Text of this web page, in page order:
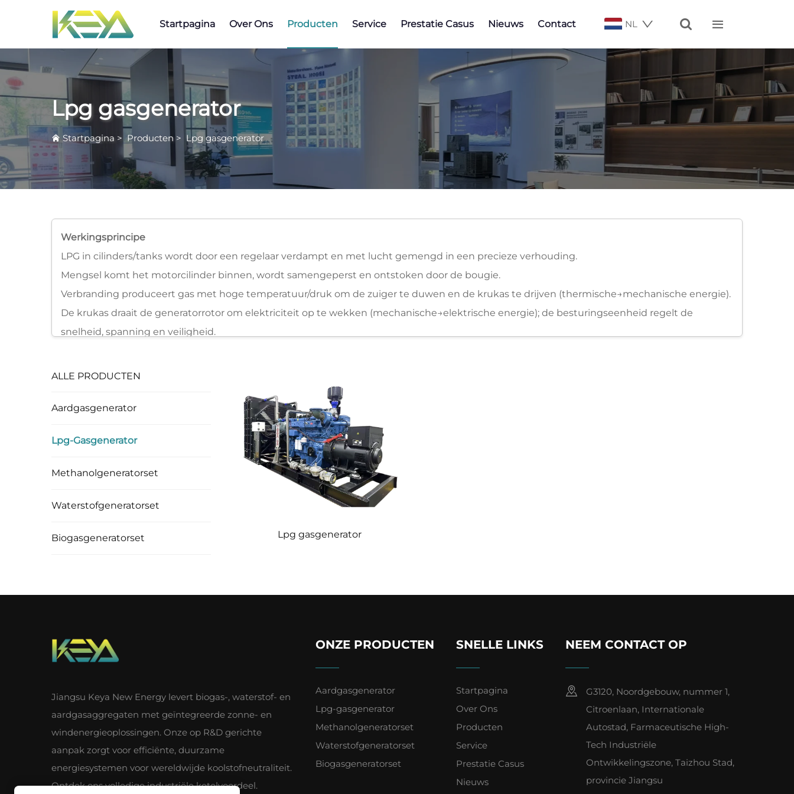
Startpagina Over Ons Producten Service Prestatie Casus Nieuws Contact NL  
Lpg gasgenerator
Startpagina > Producten > Lpg gasgenerator
Werkingsprincipe
LPG in cilinders/tanks wordt door een regelaar verdampt en met lucht gemengd in een precieze verhouding.
Mengsel komt het motorcilinder binnen, wordt samengeperst en ontstoken door de bougie.
Verbranding produceert gas met hoge temperatuur/druk om de zuiger te duwen en de krukas te drijven (thermische→mechanische energie).
De krukas draait de generatorrotor om elektriciteit op te wekken (mechanische→elektrische energie); de besturingseenheid regelt de
snelheid, spanning en veiligheid.
ALLE PRODUCTEN
Aardgasgenerator
Lpg-Gasgenerator
Methanolgeneratorset
Waterstofgeneratorset
Biogasgeneratorset Lpg gasgenerator
Jiangsu Keya New Energy levert biogas-, waterstof- en
aardgasaggregaten met geïntegreerde zonne- en
windenergieoplossingen. Onze op R&D gerichte
aanpak zorgt voor efficiënte, duurzame
energiesystemen voor wereldwijde koolstofneutraliteit.
Ontdek ons volledige industriële ketelvoordeel.
ONZE PRODUCTEN
Aardgasgenerator
Lpg-gasgenerator
Methanolgeneratorset
Waterstofgeneratorset
Biogasgeneratorset
SNELLE LINKS
Startpagina
Over Ons
Producten
Service
Prestatie Casus
Nieuws
NEEM CONTACT OP
G3120, Noordgebouw, nummer 1,
Citroenlaan, Internationale
Autostad, Farmaceutische High-
Tech Industriële
Ontwikkelingszone, Taizhou Stad,
provincie Jiangsu